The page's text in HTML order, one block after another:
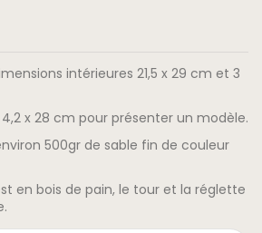
intérieures 21,5 x 29 cm et 3
x 28 cm pour présenter un modèle.
500gr de sable fin de couleur
en bois de pain, le tour et la réglette